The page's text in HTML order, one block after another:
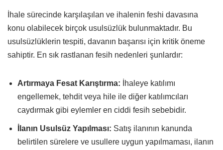
İhale sürecinde karşılaşılan ve ihalenin feshi davasına
konu olabilecek birçok usulsüzlük bulunmaktadır. Bu
usulsüzlüklerin tespiti, davanın başarısı için kritik öneme
sahiptir. En sık rastlanan fesih nedenleri şunlardır:
Artırmaya Fesat Karıştırma: İhaleye katılımı
engellemek, tehdit veya hile ile diğer katılımcıları
caydırmak gibi eylemler en ciddi fesih sebebidir.
İlanın Usulsüz Yapılması: Satış ilanının kanunda
belirtilen sürelere ve usullere uygun yapılmaması, ilanın